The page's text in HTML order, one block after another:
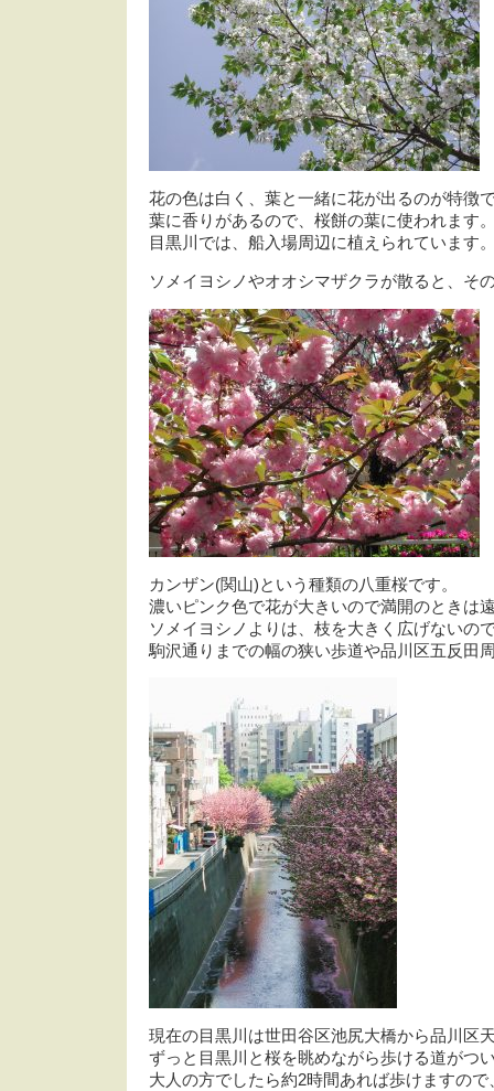
花の色は白く、葉と一緒に花が出るのが特徴
葉に香りがあるので、桜餅の葉に使われます
目黒川では、船入場周辺に植えられています
ソメイヨシノやオオシマザクラが散ると、そ
カンザン(関山)という種類の八重桜です。
濃いピンク色で花が大きいので満開のときは
ソメイヨシノよりは、枝を大きく広げないの
駒沢通りまでの幅の狭い歩道や品川区五反田
現在の目黒川は世田谷区池尻大橋から品川区
ずっと目黒川と桜を眺めながら歩ける道がつ
大人の方でしたら約2時間あれば歩けますの